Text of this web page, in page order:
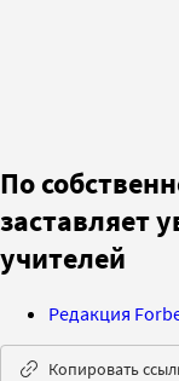
По
заставляет
учителей
Редакция
Копировать